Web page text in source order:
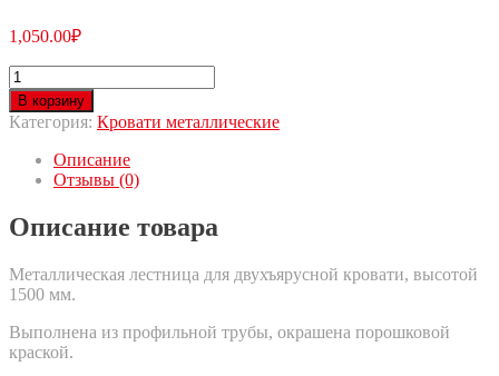
1,050.00₽
В корзину
Категория: Кровати металлические
Описание
Отзывы (0)
Описание товара
Металлическая лестница для двухъярусной кровати, высотой
1500 мм.
Выполнена из профильной трубы, окрашена порошковой
краской.